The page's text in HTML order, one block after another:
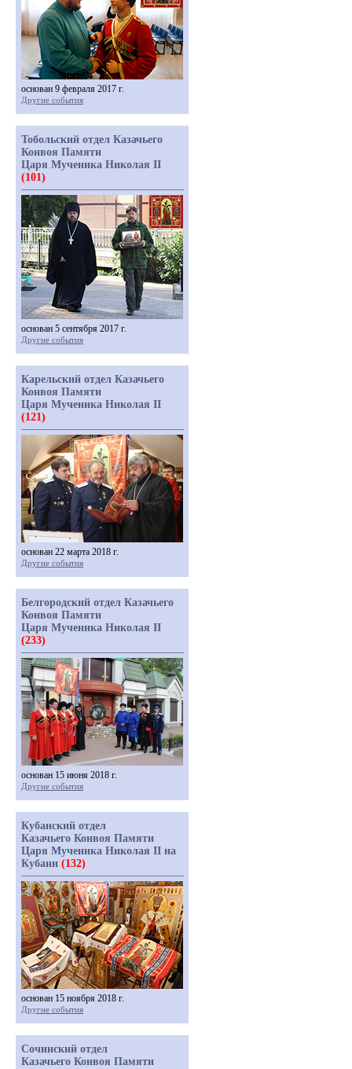
основан 9 февраля 2017 г.
Другие события
Тобольский отдел Казачьего
Конвоя Памяти
Царя Мученика Николая II
(101)
основан 5 сентября 2017 г.
Другие события
Карельский отдел Казачьего
Конвоя Памяти
Царя Мученика Николая II
(121)
основан 22 марта 2018 г.
Другие события
Белгородский отдел Казачьего
Конвоя Памяти
Царя Мученика Николая II
(233)
основан 15 июня 2018 г.
Другие события
Кубанский отдел
Казачьего Конвоя Памяти
Царя Мученика Николая II на
Кубани (132)
основан 15 ноября 2018 г.
Другие события
Сочинский отдел
Казачьего Конвоя Памяти